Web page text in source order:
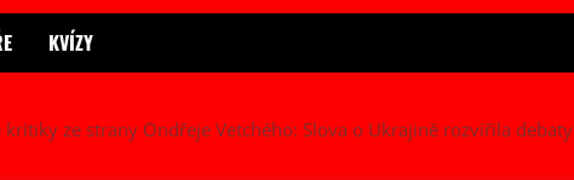
KVÍZY
ze strany Ondřeje Vetchého: Slova o Ukrajině rozvířila debaty